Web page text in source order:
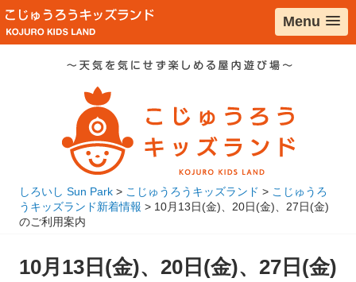
Menu
コ
ン
テ
しろいし Sun Park > こじゅうろうキッズランド > こじゅうろ
うキッズランド新着情報 > 10月13日(金)、20日(金)、27日(金)
のご利用案内
10月13日(金)、20日(金)、27日(金)